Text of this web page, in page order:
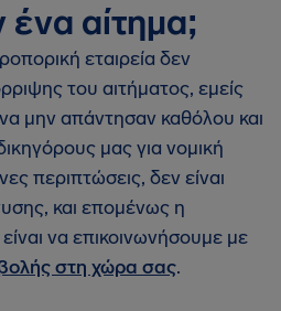
αίτημα;
εταιρεία δεν
του αιτήματος, εμείς
μην απάντησαν καθόλου και
μας για νομική
περιπτώσεις, δεν είναι
και επομένως η
να επικοινωνήσουμε με
στη χώρα σας.